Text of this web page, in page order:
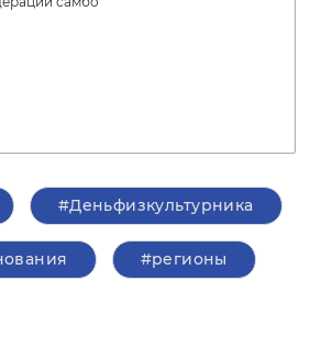
#Деньфизкультурника
#регионы